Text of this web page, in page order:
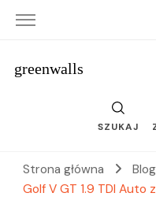
greenwalls
SZUKAJ
Strona główna Blog
Golf V GT 1.9 TDI Auto